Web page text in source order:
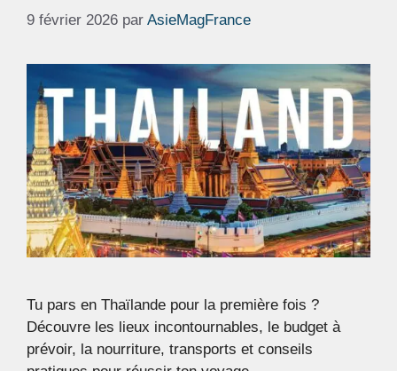
9 février 2026 par AsieMagFrance
Tu pars en Thaïlande pour la première fois ?
Découvre les lieux incontournables, le budget à
prévoir, la nourriture, transports et conseils